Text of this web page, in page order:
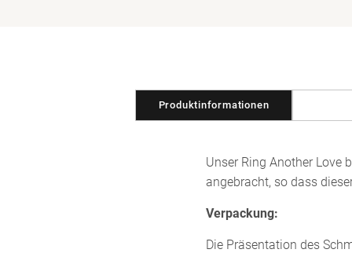
Produktinformationen
Unser Ring Another Love
angebracht, so dass
Verpackung:
Die Präsentation des